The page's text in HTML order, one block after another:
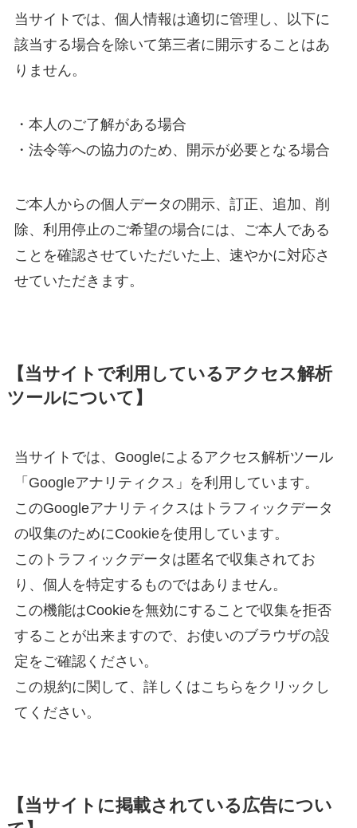
当サイトでは、個人情報は適切に管理し、以下に
該当する場合を除いて第三者に開示することはあ
りません。
・本人のご了解がある場合
・法令等への協力のため、開示が必要となる場合
ご本人からの個人データの開示、訂正、追加、削
除、利用停止のご希望の場合には、ご本人である
ことを確認させていただいた上、速やかに対応さ
せていただきます。
【当サイトで利用しているアクセス解析
ツールについて】
当サイトでは、Googleによるアクセス解析ツール
「Googleアナリティクス」を利用しています。
このGoogleアナリティクスはトラフィックデータ
の収集のためにCookieを使用しています。
このトラフィックデータは匿名で収集されてお
り、個人を特定するものではありません。
この機能はCookieを無効にすることで収集を拒否
することが出来ますので、お使いのブラウザの設
定をご確認ください。
この規約に関して、詳しくはこちらをクリックし
てください。
【当サイトに掲載されている広告につい